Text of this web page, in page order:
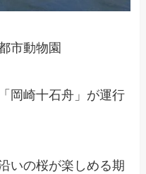
市動物園
岡崎十石舟」が運行
いの桜が楽しめる期